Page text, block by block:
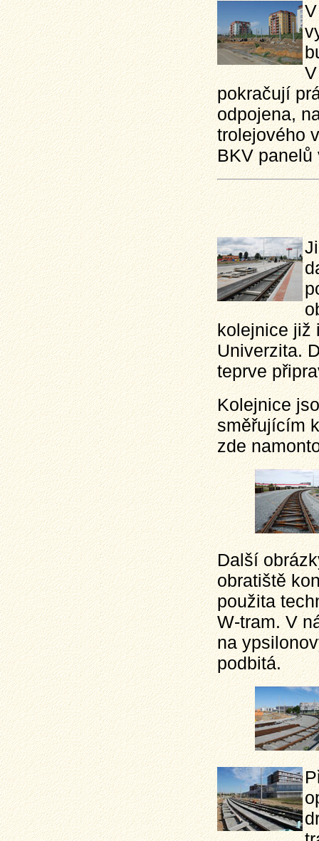
pokračují
odpojena,
trolejového
BKV panelů
kolejnice již
Univerzita.
teprve
Kolejnice
směřujícím
zde
Další
obratiště
použita
W-tram. V
na
podbitá.